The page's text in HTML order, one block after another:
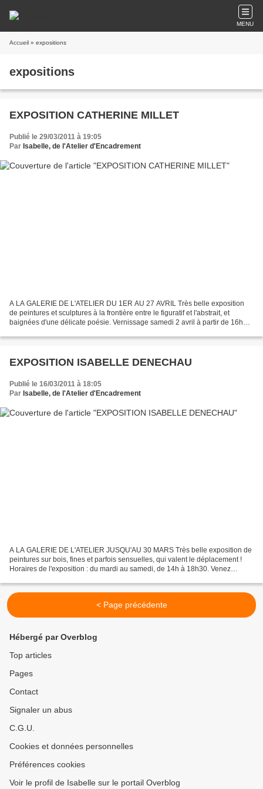
MENU
Accueil » expositions
expositions
EXPOSITION CATHERINE MILLET
Publié le 29/03/2011 à 19:05
Par Isabelle, de l'Atelier d'Encadrement
A LA GALERIE DE L'ATELIER DU 1ER AU 27 AVRIL Très belle exposition
de peintures et sculptures à la frontière entre le figuratif et l'abstrait, et
baignées d'une délicate poésie. Vernissage samedi 2 avril à partir de 16h30
EXPOSITION ISABELLE DENECHAU
Publié le 16/03/2011 à 18:05
Par Isabelle, de l'Atelier d'Encadrement
A LA GALERIE DE L'ATELIER JUSQU'AU 30 MARS Très belle exposition de
peintures sur bois, fines et parfois sensuelles, qui valent le déplacement !
Horaires de l'exposition : du mardi au samedi, de 14h à 18h30. Venez
< Page précédente
Hébergé par Overblog
Top articles
Pages
Contact
Signaler un abus
C.G.U.
Cookies et données personnelles
Préférences cookies
Voir le profil de Isabelle sur le portail Overblog